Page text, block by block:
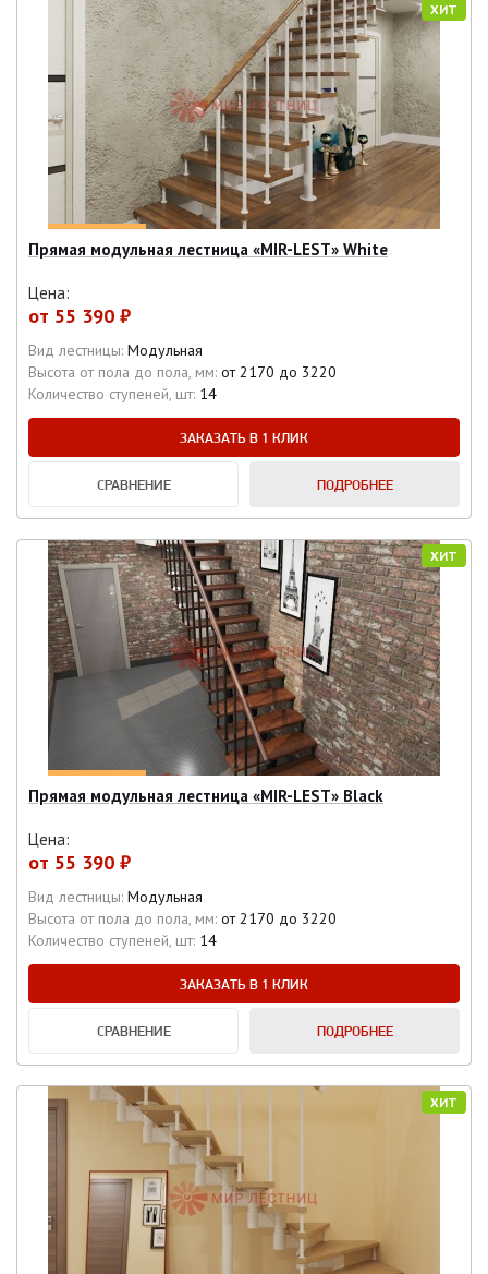
ХИТ
Прямая модульная лестница «MIR-LEST» White
Цена:
от 55 390 ₽
Вид лестницы: Модульная
Высота от пола до пола, мм: от 2170 до 3220
Количество ступеней, шт: 14
ЗАКАЗАТЬ В 1 КЛИК
СРАВНЕНИЕ ПОДРОБНЕЕ
ХИТ
Прямая модульная лестница «MIR-LEST» Black
Цена:
от 55 390 ₽
Вид лестницы: Модульная
Высота от пола до пола, мм: от 2170 до 3220
Количество ступеней, шт: 14
ЗАКАЗАТЬ В 1 КЛИК
СРАВНЕНИЕ ПОДРОБНЕЕ
ХИТ